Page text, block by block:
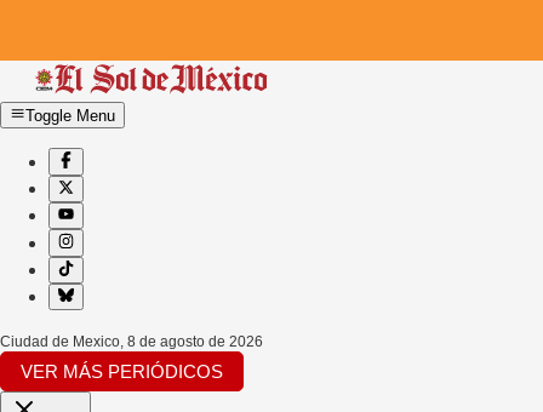
Toggle Menu
Ciudad de Mexico, 8 de agosto de 2026
VER MÁS PERIÓDICOS